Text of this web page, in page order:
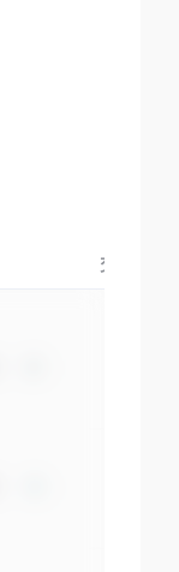
交易产品